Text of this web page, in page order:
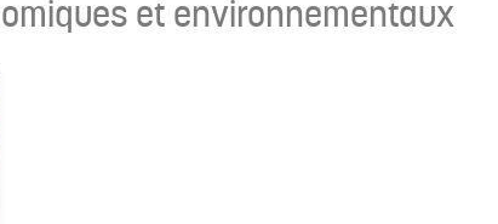
et environnementaux